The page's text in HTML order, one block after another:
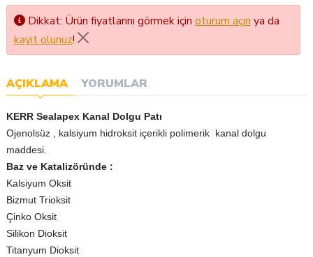
Dikkat: Ürün fiyatlarını görmek için oturum açın ya da
kayıt olunuz!
AÇIKLAMA YORUMLAR
KERR Sealapex Kanal Dolgu Patı
Ojenolsüz , kalsiyum hidroksit içerikli polimerik kanal dolgu
maddesi.
Baz ve Katalizöründe :
Kalsiyum Oksit
Bizmut Trioksit
Çinko Oksit
Silikon Dioksit
Titanyum Dioksit